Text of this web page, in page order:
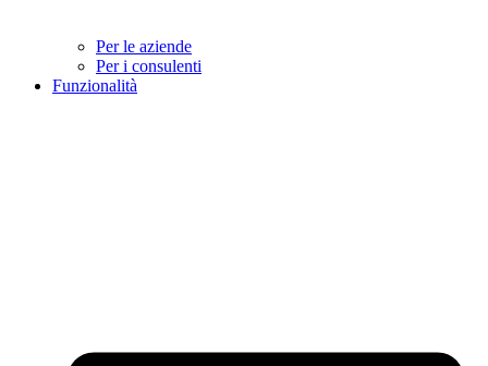
Per le aziende
Per i consulenti
Funzionalità